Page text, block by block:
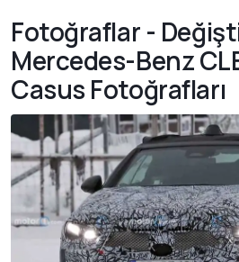
Fotoğraflar -
Mercedes-Benz
Casus Fotoğrafları